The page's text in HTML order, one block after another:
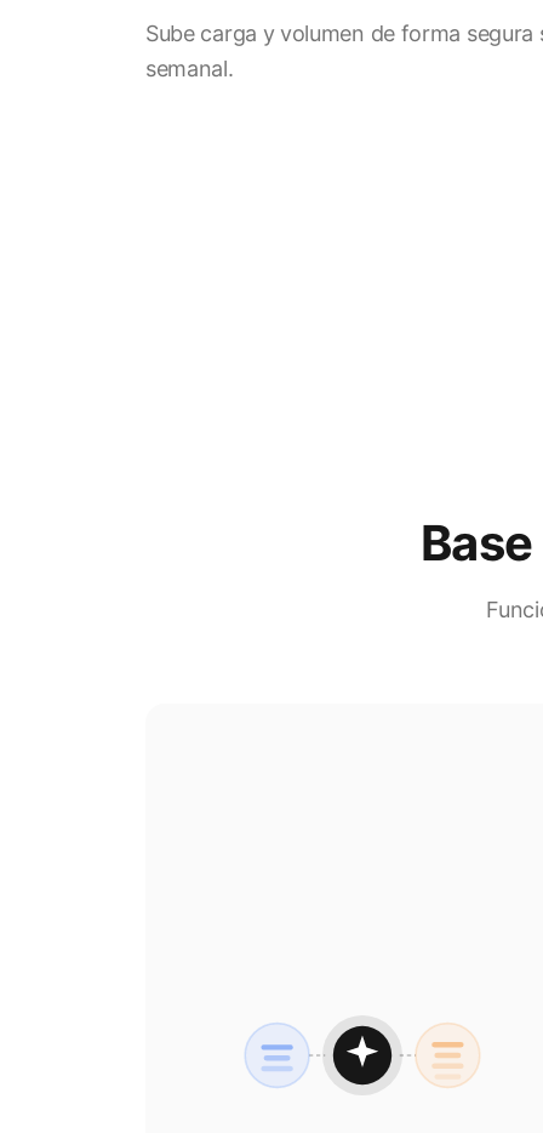
Sube carga y volumen de forma segura
semanal.